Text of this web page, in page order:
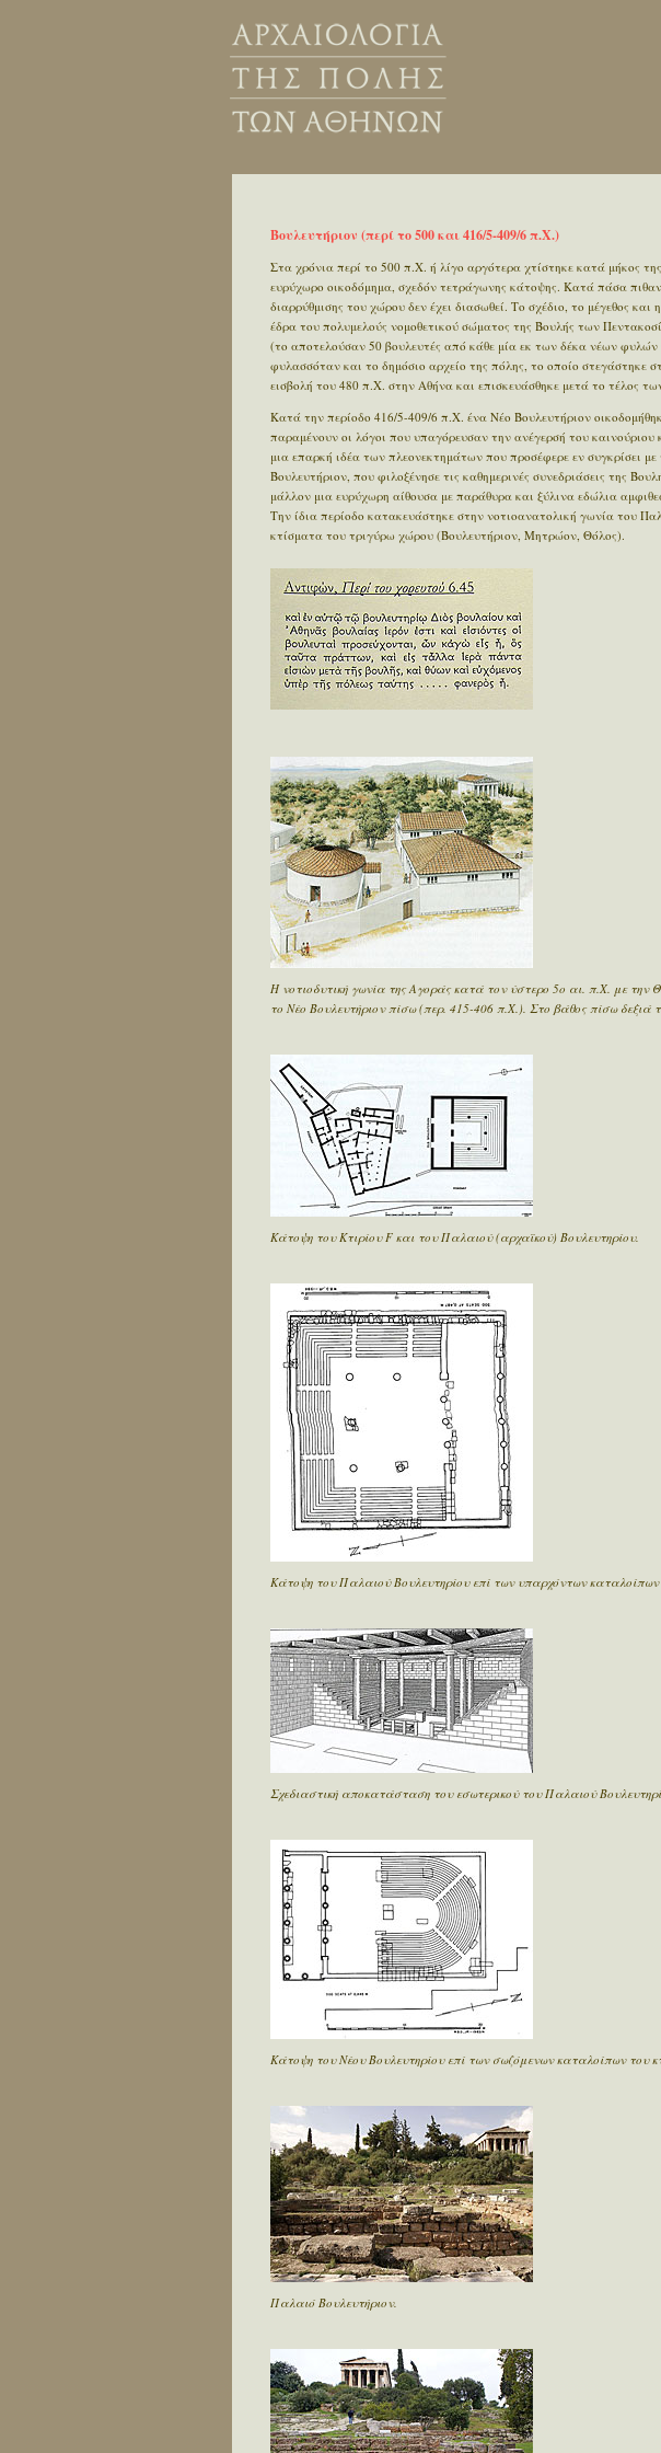
Βουλευτήριον (περί το 500 και 416/5-409/6 π.Χ.)
Στα χρόνια περί το 500 π.Χ. ή λίγο αργότερα χτίστηκε κατά μήκος
ευρύχωρο οικοδόμημα, σχεδόν τετράγωνης κάτοψης. Κατά πάσα
διαρρύθμισης του χώρου δεν έχει διασωθεί. Το σχέδιο, το μέγεθος
έδρα του πολυμελούς νομοθετικού σώματος της Βουλής των
(το αποτελούσαν 50 βουλευτές από κάθε μία εκ των δέκα νέων
φυλασσόταν και το δημόσιο αρχείο της πόλης, το οποίο
εισβολή του 480 π.Χ. στην Αθήνα και επισκευάσθηκε μετά το τέλος
Κατά την περίοδο 416/5-409/6 π.Χ. ένα Νέο Βουλευτήριον
παραμένουν οι λόγοι που υπαγόρευσαν την ανέγερσή του καινούριου
μια επαρκή ιδέα των πλεονεκτημάτων που προσέφερε εν συγκρίσει
Βουλευτήριον, που φιλοξένησε τις καθημερινές συνεδριάσεις της
μάλλον μια ευρύχωρη αίθουσα με παράθυρα και ξύλινα εδώλια
Την ίδια περίοδο κατακευάστηκε στην νοτιοανατολική γωνία του
κτίσματα του τριγύρω χώρου (Βουλευτήριον, Μητρώον, Θόλος).
Η νοτιοδυτική γωνία της Αγοράς κατά τον ύστερο 5ο αι. π.Χ. με
το Νέο Βουλευτήριον πίσω (περ. 415-406 π.Χ.). Στο βάθος πίσω δεξιά
Κάτοψη του Κτιρίου F και του Παλαιού (αρχαϊκού) Βουλευτηρίου.
Κάτοψη του Παλαιού Βουλευτηρίου επί των υπαρχόντων καταλοίπων
Σχεδιαστική αποκατάσταση του εσωτερικού του Παλαιού
Κάτοψη του Νέου Βουλευτηρίου επί των σωζόμενων καταλοίπων του
Παλαιό Βουλευτήριον.